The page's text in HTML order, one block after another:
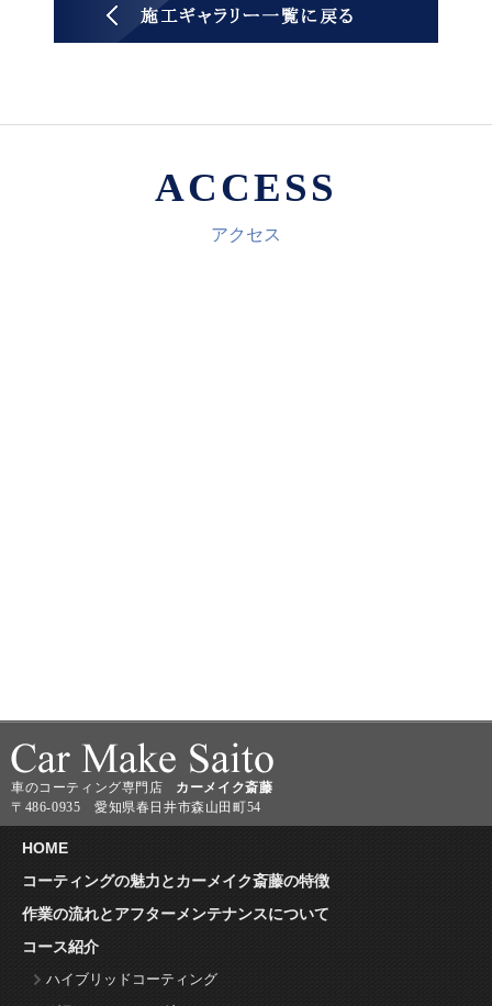
ACCESS
アクセス
車のコーティング専門店
カーメイク斎藤
〒486-0935 愛知県春日井市森山田町54
HOME
コーティングの魅力とカーメイク斎藤の特徴
作業の流れとアフターメンテナンスについて
コース紹介
ハイブリッドコーティング